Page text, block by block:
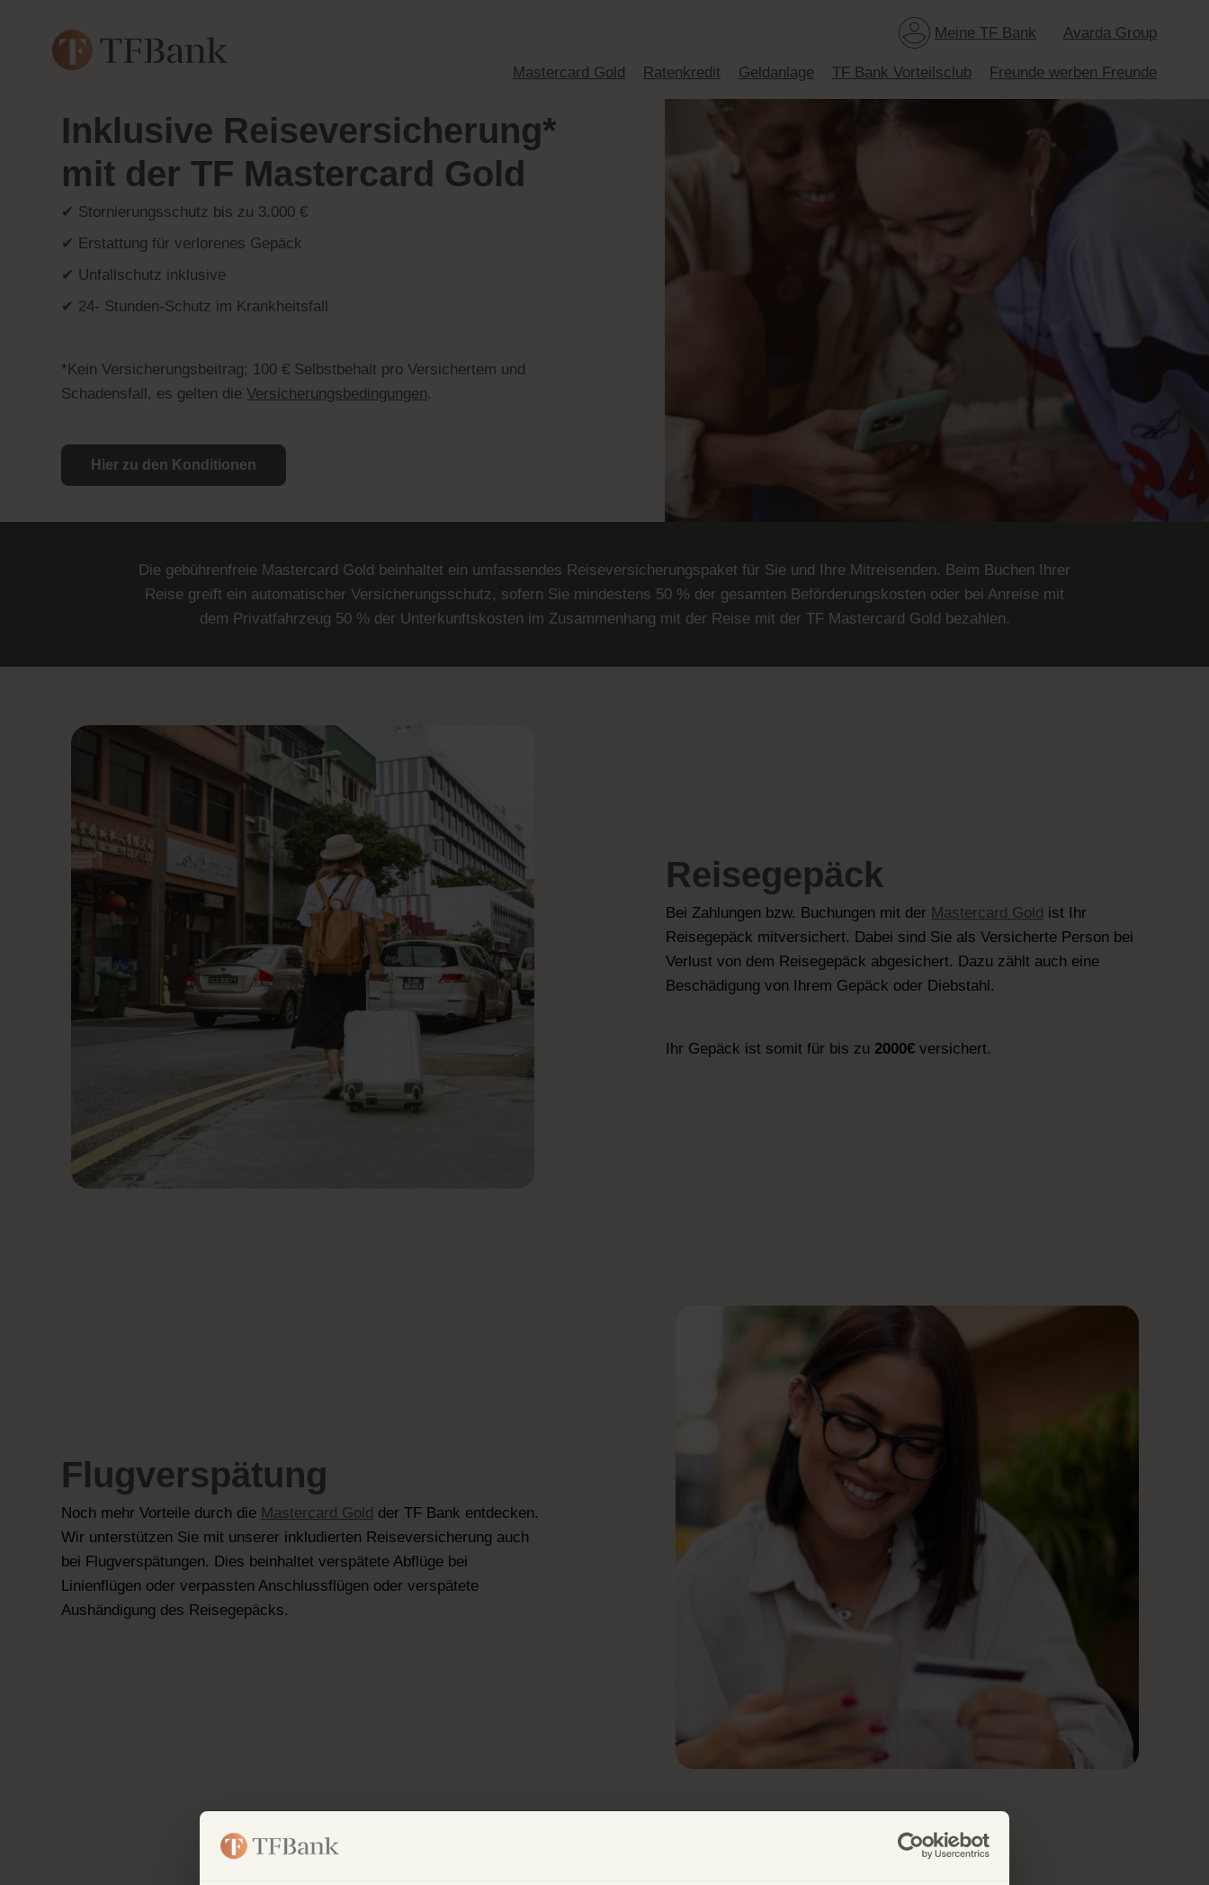
Mastercard Gold Ratenkredit Geldanlage TF Bank Vorteilsclub Freunde werben Freunde
Meine TF Bank Avarda Group
Inklusive Reiseversicherung*
mit der TF Mastercard Gold
✔ Stornierungsschutz bis zu 3.000 €
✔ Erstattung für verlorenes Gepäck
✔ Unfallschutz inklusive
✔ 24- Stunden-Schutz im Krankheitsfall
*Kein Versicherungsbeitrag; 100 € Selbstbehalt pro Versichertem und
Schadensfall, es gelten die Versicherungsbedingungen.
Hier zu den Konditionen
Die gebührenfreie Mastercard Gold beinhaltet ein umfassendes Reiseversicherungspaket für Sie und Ihre Mitreisenden. Beim Buchen Ihrer
Reise greift ein automatischer Versicherungsschutz, sofern Sie mindestens 50 % der gesamten Beförderungskosten oder bei Anreise mit
dem Privatfahrzeug 50 % der Unterkunftskosten im Zusammenhang mit der Reise mit der TF Mastercard Gold bezahlen.
Reisegepäck
Bei Zahlungen bzw. Buchungen mit der Mastercard Gold ist Ihr
Reisegepäck mitversichert. Dabei sind Sie als Versicherte Person bei
Verlust von dem Reisegepäck abgesichert. Dazu zählt auch eine
Beschädigung von Ihrem Gepäck oder Diebstahl.
Ihr Gepäck ist somit für bis zu 2000€ versichert.
Flugverspätung
Noch mehr Vorteile durch die Mastercard Gold der TF Bank entdecken.
Wir unterstützen Sie mit unserer inkludierten Reiseversicherung auch
bei Flugverspätungen. Dies beinhaltet verspätete Abflüge bei
Linienflügen oder verpassten Anschlussflügen oder verspätete
Aushändigung des Reisegepäcks.